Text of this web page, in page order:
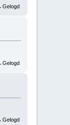
Gelogd
Gelogd
Gelogd